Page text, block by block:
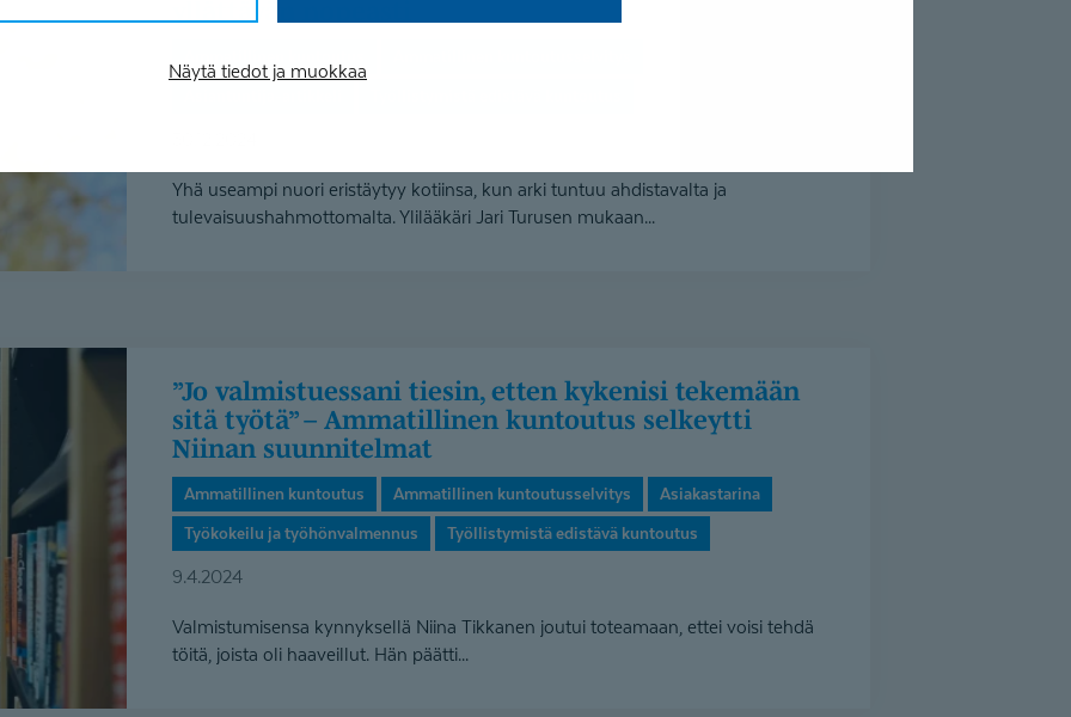
Näytä tiedot ja muokkaa
Yhä useampi nuori eristäytyy kotiinsa, kun arki tuntuu ahdistavalta ja
tulevaisuushahmottomalta. Ylilääkäri Jari Turusen mukaan...
”Jo valmistuessani tiesin, etten kykenisi tekemään
sitä työtä” – Ammatillinen kuntoutus selkeytti
Niinan suunnitelmat
Ammatillinen kuntoutus Ammatillinen kuntoutusselvitys
Asiakastarina
Työkokeilu ja työhönvalmennus
Työllistymistä edistävä kuntoutus
9.4.2024
Valmistumisensa kynnyksellä Niina Tikkanen joutui toteamaan, ettei voisi tehdä
töitä, joista oli haaveillut. Hän päätti...